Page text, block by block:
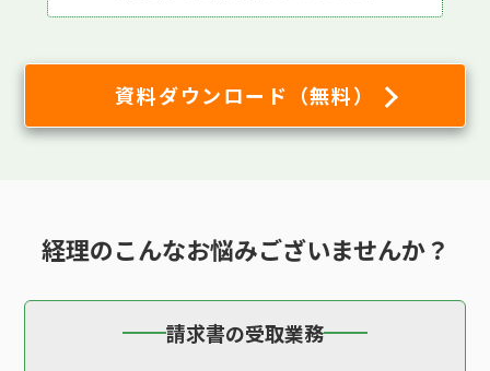
資料ダウンロード（無料）
経理のこんなお悩みございませんか？
請求書の受取業務